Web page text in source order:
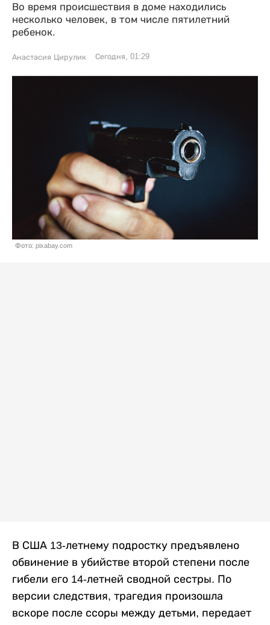
Во время происшествия в доме находились
несколько человек, в том числе пятилетний
ребенок.
Анастасия Цирулик Сегодня, 01:29
Фото: pixabay.com
В США 13-летнему подростку предъявлено
обвинение в убийстве второй степени после
гибели его 14-летней сводной сестры. По
версии следствия, трагедия произошла
вскоре после ссоры между детьми, передает